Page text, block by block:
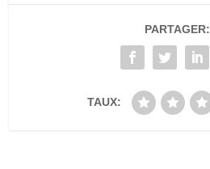
PARTAGER:
TAUX: